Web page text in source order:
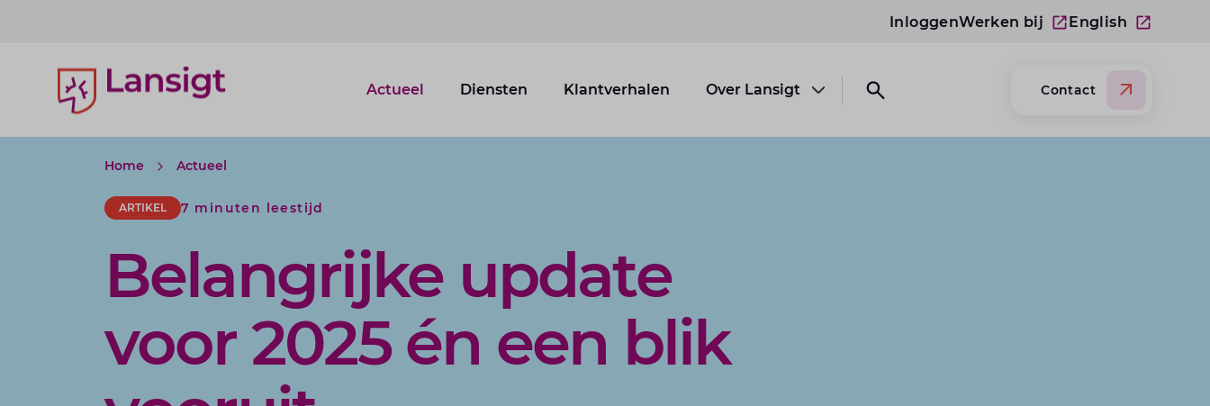
InloggenWerken bij English
Lansigt Accountants logo
Actueel Diensten Klantverhalen Over Lansigt
Open submenu Over Lansigt
Open search website
Contact
Home Actueel
ARTIKEL 7 minuten leestijd
Belangrijke update
voor 2025 én een blik